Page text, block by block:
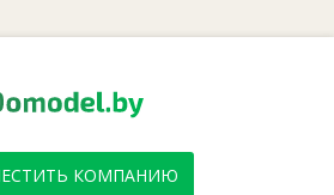
КОМПАНИЮ